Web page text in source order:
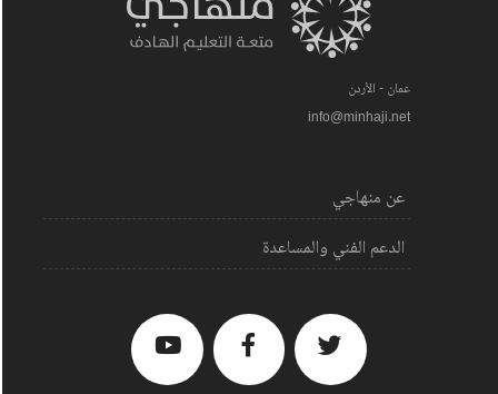
عمان - الأردن
info@minhaji.net
عن منهاجي
الدعم الفني والمساعدة